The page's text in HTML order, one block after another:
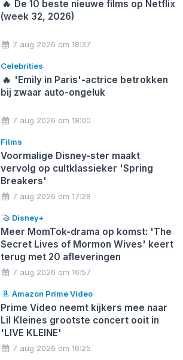
🔥 De 10 beste nieuwe films op Netflix
(week 32, 2026)
7 aug 2026 om 18:37
Celebrities
🔥 'Emily in Paris'-actrice betrokken
bij zwaar auto-ongeluk
7 aug 2026 om 18:00
Films
Voormalige Disney-ster maakt
vervolg op cultklassieker 'Spring
Breakers'
7 aug 2026 om 17:28
Disney+
Meer MomTok-drama op komst: 'The
Secret Lives of Mormon Wives' keert
terug met 20 afleveringen
7 aug 2026 om 16:57
Amazon Prime Video
Prime Video neemt kijkers mee naar
Lil Kleines grootste concert ooit in
'LIVE KLEINE'
7 aug 2026 om 16:25